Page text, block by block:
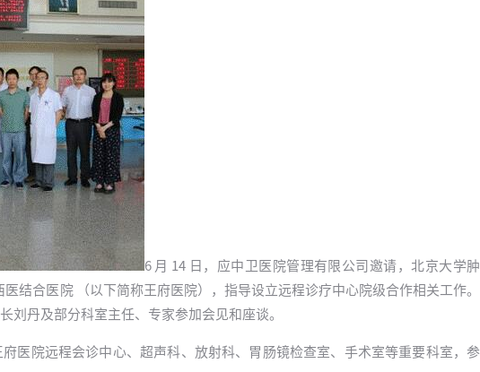
6 月 14 日，应中卫医院管理有限公司邀请，北京大学肿
结合医院 （以下简称王府医院），指导设立远程诊疗中心院级合作相关工作。
刘丹及部分科室主任、专家参加会见和座谈。
医院远程会诊中心、超声科、放射科、胃肠镜检查室、手术室等重要科室，参